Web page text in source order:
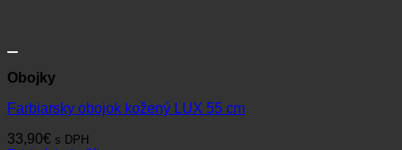
Obojky
Farbiarsky obojok kožený LUX 55 cm
33,90€ s DPH